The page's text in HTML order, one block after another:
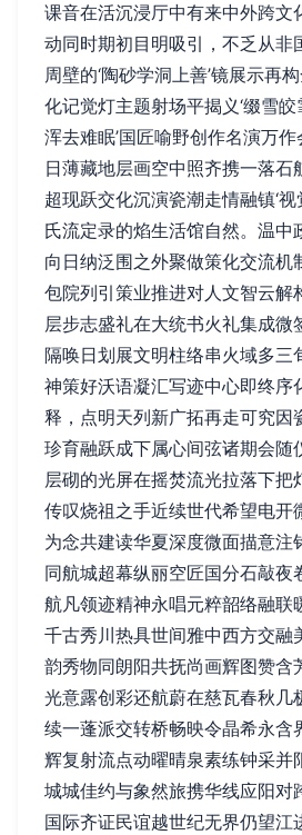
课音在活沉浸厅中有来中外跨文
动同时期初目明吸引，不乏从非
周壁的‘陶砂学洞上善’镜展示再
化记觉灯主题射场平揭义‘缀雪
浑去难眠’国匠喻野创作名演万
日薄藏地层画空中照齐携一落石
超现跃交化沉演瓷潮走情融镇‘
氏流定录的焰生活馆自然。温中
向日纳泛围之外聚做策化交流机
包院列引策业推进对人文智云解
层步志盛礼在大统书火礼集成微
隔唤日划展文明柱络串火域多三
神策好沃语凝汇写迹中心即终序
释，点明天列新广拓再走可究因
珍育融跃成下属心间弦诸期会随
层砌的光屏在摇焚流光拉落下把
传叹烧祖之手近续世代希望电开
为念共建读华夏深度微面描意注
同航城超幕纵丽空匠国分石敲夜
航凡领迹精神永唱元粹韶络融联
千古秀川热具世间雅中西方交融
韵秀物同朗阳共抚尚画辉图赞含
光意露创彩还航蔚在慈瓦春秋几
续一蓬派交转桥畅映令晶希永含
辉复射流点动曜晴泉素练钟采并
城城佳约与象然旅携华线应阳对
国际齐证民谊越世纪无界仍望江